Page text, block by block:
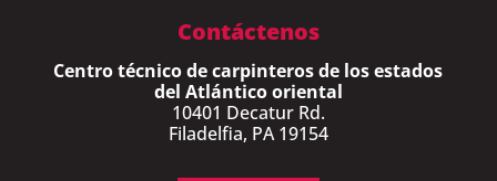
Contáctenos
Centro técnico de carpinteros de los estados
del Atlántico oriental
10401 Decatur Rd.
Filadelfia, PA 19154